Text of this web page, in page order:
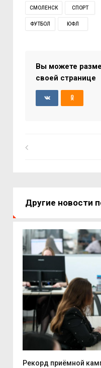
СМОЛЕНСК СПОРТ
ФУТБОЛ ЮФЛ
Вы можете
своей странице
Другие новости
Рекорд приёмной